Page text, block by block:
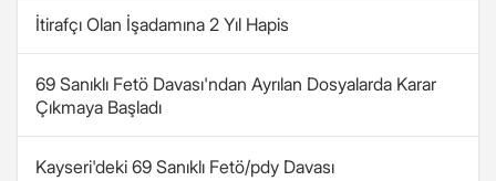
İtirafçı Olan İşadamına 2 Yıl Hapis
69 Sanıklı Fetö Davası'ndan Ayrılan Dosyalarda Karar
Çıkmaya Başladı
Kayseri'deki 69 Sanıklı Fetö/pdy Davası